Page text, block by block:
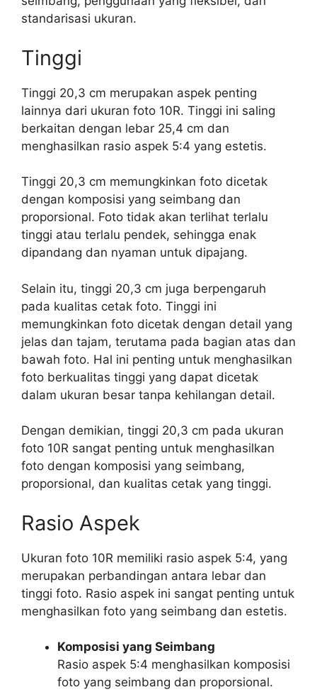
standarisasi ukuran.
Tinggi
Tinggi 20,3 cm merupakan aspek penting
lainnya dari ukuran foto 10R. Tinggi ini saling
berkaitan dengan lebar 25,4 cm dan
menghasilkan rasio aspek 5:4 yang estetis.
Tinggi 20,3 cm memungkinkan foto dicetak
dengan komposisi yang seimbang dan
proporsional. Foto tidak akan terlihat terlalu
tinggi atau terlalu pendek, sehingga enak
dipandang dan nyaman untuk dipajang.
Selain itu, tinggi 20,3 cm juga berpengaruh
pada kualitas cetak foto. Tinggi ini
memungkinkan foto dicetak dengan detail yang
jelas dan tajam, terutama pada bagian atas dan
bawah foto. Hal ini penting untuk menghasilkan
foto berkualitas tinggi yang dapat dicetak
dalam ukuran besar tanpa kehilangan detail.
Dengan demikian, tinggi 20,3 cm pada ukuran
foto 10R sangat penting untuk menghasilkan
foto dengan komposisi yang seimbang,
proporsional, dan kualitas cetak yang tinggi.
Rasio Aspek
Ukuran foto 10R memiliki rasio aspek 5:4, yang
merupakan perbandingan antara lebar dan
tinggi foto. Rasio aspek ini sangat penting untuk
menghasilkan foto yang seimbang dan estetis.
Komposisi yang Seimbang
Rasio aspek 5:4 menghasilkan komposisi
foto yang seimbang dan proporsional.